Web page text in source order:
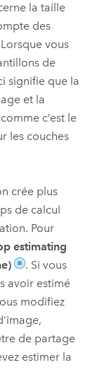
la taille
des
vous
de
signifie que la
et la
c’est le
les couches
crée plus
de calcul
Pour
estimating
. Si vous
avoir estimé
modifiez
de partage
estimer la